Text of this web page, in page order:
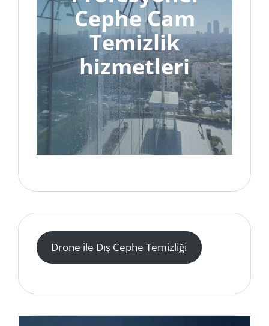
Cephe Cam
Temizlik
hizmetleri
Drone ile Dış Cephe Temizliği